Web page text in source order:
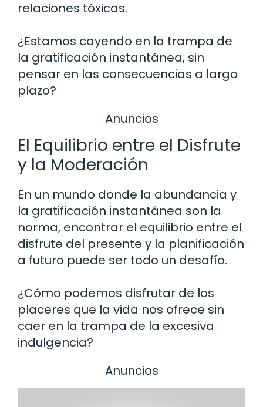
relaciones tóxicas.
¿Estamos cayendo en la trampa de
la gratificación instantánea, sin
pensar en las consecuencias a largo
plazo?
Anuncios
El Equilibrio entre el Disfrute
y la Moderación
En un mundo donde la abundancia y
la gratificación instantánea son la
norma, encontrar el equilibrio entre el
disfrute del presente y la planificación
a futuro puede ser todo un desafío.
¿Cómo podemos disfrutar de los
placeres que la vida nos ofrece sin
caer en la trampa de la excesiva
indulgencia?
Anuncios